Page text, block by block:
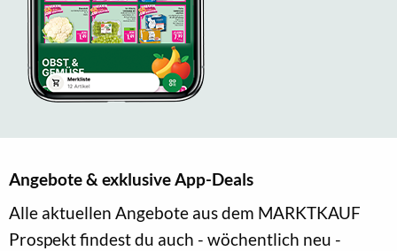
Angebote & exklusive App-Deals
Alle aktuellen Angebote aus dem MARKTKAUF
Prospekt findest du auch - wöchentlich neu -